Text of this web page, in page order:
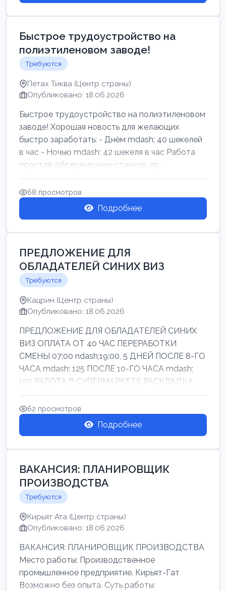
Быстрое трудоустройство на
полиэтиленовом заводе!
Требуются
Петах Тиква (Центр страны)
Опубликовано: 18.06.2026
Быстрое трудоустройство на полиэтиленовом
заводе! Хорошая новость для желающих
быстро заработать: - Днём mdash; 40 шекелей
в час - Ночью mdash; 42 шекеля в час Работа
простая: обслуживание станков, пр...
68 просмотров
Подробнее
ПРЕДЛОЖЕНИЕ ДЛЯ
ОБЛАДАТЕЛЕЙ СИНИХ ВИЗ
Требуются
Кацрин (Центр страны)
Опубликовано: 18.06.2026
ПРЕДЛОЖЕНИЕ ДЛЯ ОБЛАДАТЕЛЕЙ СИНИХ
ВИЗ ОПЛАТА ОТ 40 ЧАС ПЕРЕРАБОТКИ
СМЕНЫ 07:00 ndash;19:00, 5 ДНЕЙ ПОСЛЕ 8-ГО
ЧАСА mdash; 125 ПОСЛЕ 10-ГО ЧАСА mdash;
150 РАБОТА В СУПЕРМАРКЕТЕ РАСКЛАДКА
ТОВАРОВ НЕ ТЯЖ...
62 просмотров
Подробнее
ВАКАНСИЯ: ПЛАНИРОВЩИК
ПРОИЗВОДСТВА
Требуются
Кирьят Ата (Центр страны)
Опубликовано: 18.06.2026
ВАКАНСИЯ: ПЛАНИРОВЩИК ПРОИЗВОДСТВА
Место работы: Производственное
промышленное предприятие. Кирьят-Гат
Возможно без опыта. Суть работы: